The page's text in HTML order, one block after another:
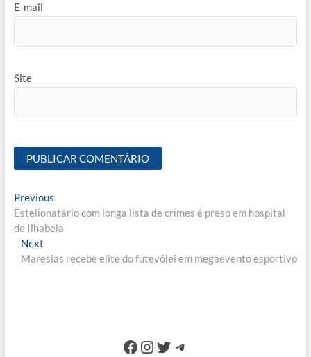
E-mail
Site
Navegação
de
Post
PreviousPrevious
post:
Estelionatário com longa lista de crimes é preso em hospital
de Ilhabela
Next
post:
Maresias recebe elite do futevôlei em megaevento esportivo
Facebook
Instagram
Twitter
Telegram